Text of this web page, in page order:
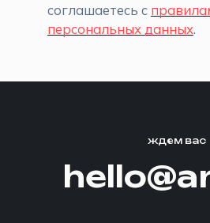
соглашаетесь с
персональных данных.
ждем вас